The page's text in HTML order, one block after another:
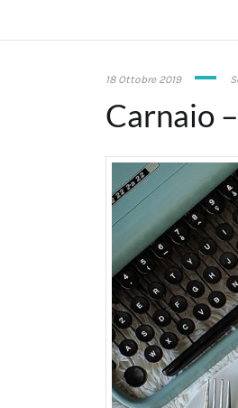
18 Ottobre 20198
2021
Carnaio